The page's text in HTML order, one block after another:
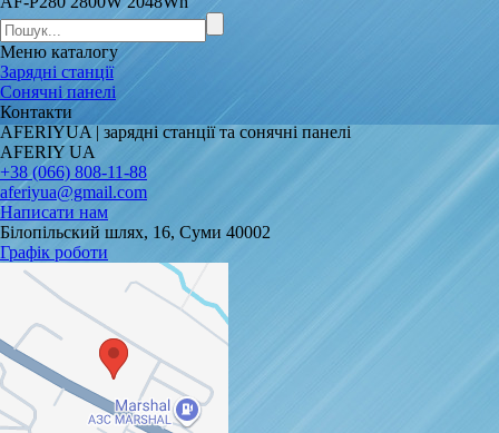
Меню каталогу
Зарядні станції
Сонячні панелі
Контакти
AFERIYUA | зарядні станції та сонячні панелі
AFERIY UA
+38 (066) 808-11-88
aferiyua@gmail.com
Написати нам
Білопільский шлях, 16, Суми 40002
Графік роботи